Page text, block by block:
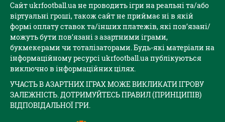
Сайт ukrfootball.ua не проводить ігри на реальні та/або
віртуальні гроші, також сайт не приймає ні в якій
формі оплату ставок та/інших платежів, які пов’язані/
можуть бути пов’язані з азартними іграми,
букмекерами чи тоталізаторами. Будь-які матеріали на
інформаційному ресурсі ukrfootball.ua публікуються
виключно в інформаційних цілях.
УЧАСТЬ В АЗАРТНИХ ІГРАХ МОЖЕ ВИКЛИКАТИ ІГРОВУ
ЗАЛЕЖНІСТЬ. ДОТРИМУЙТЕСЬ ПРАВИЛ (ПРИНЦИПІВ)
ВІДПОВІДАЛЬНОЇ ГРИ.